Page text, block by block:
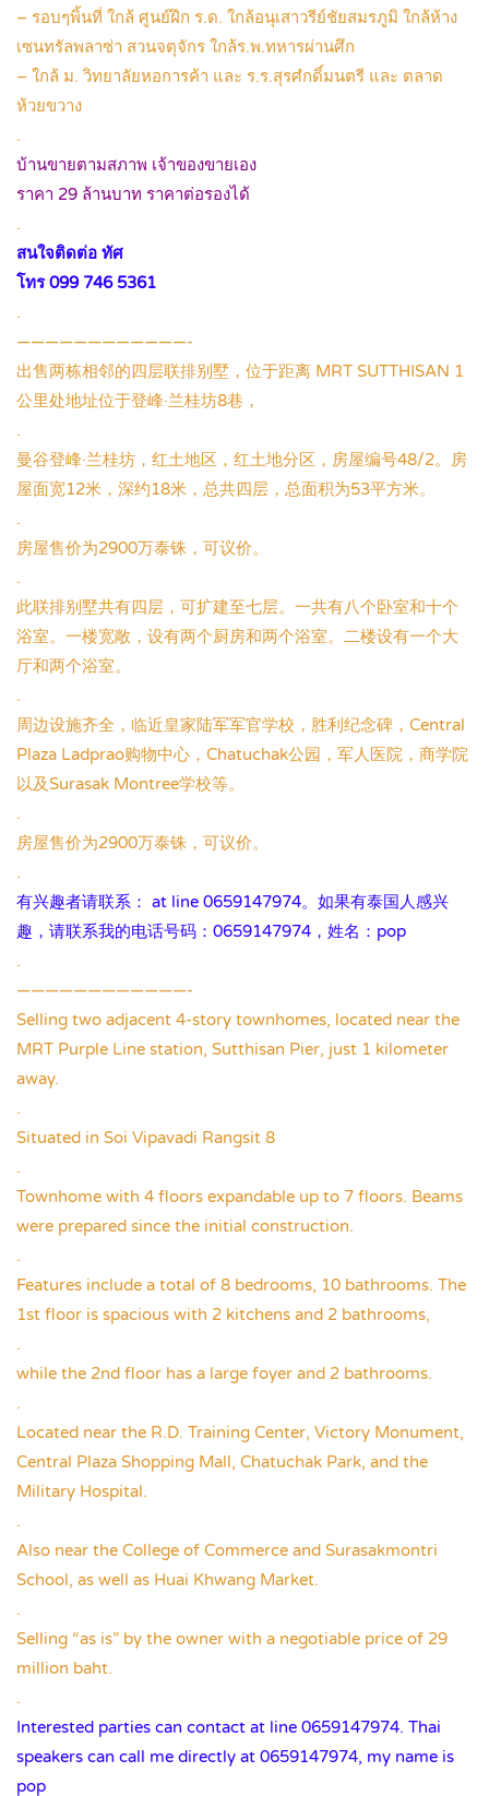
– รอบๆพิ้นที่ ใกล้ ศูนย์ฝึก ร.ด. ใกล้อนุเสาวรีย์ชัยสมรภูมิ ใกล้ห้าง
เซนทรัลพลาซ่า สวนจตุจักร ใกล้ร.พ.ทหารผ่านศึก
– ใกล้ ม. วิทยาลัยหอการค้า และ ร.ร.สุรศํกดิ์มนตรี และ ตลาด
ห้วยขวาง
.
บ้านขายตามสภาพ เจ้าของขายเอง
ราคา 29 ล้านบาท ราคาต่อรองได้
.
สนใจติดต่อ ทัศ
โทร 099 746 5361
.
————————————-
出售两栋相邻的四层联排别墅，位于距离 MRT SUTTHISAN 1
公里处地址位于登峰·兰桂坊8巷，
.
曼谷登峰·兰桂坊，红土地区，红土地分区，房屋编号48/2。房
屋面宽12米，深约18米，总共四层，总面积为53平方米。
.
房屋售价为2900万泰铢，可议价。
.
此联排别墅共有四层，可扩建至七层。一共有八个卧室和十个
浴室。一楼宽敞，设有两个厨房和两个浴室。二楼设有一个大
厅和两个浴室。
.
周边设施齐全，临近皇家陆军军官学校，胜利纪念碑，Central
Plaza Ladprao购物中心，Chatuchak公园，军人医院，商学院
以及Surasak Montree学校等。
.
房屋售价为2900万泰铢，可议价。
.
有兴趣者请联系： at line 0659147974。如果有泰国人感兴
趣，请联系我的电话号码：0659147974，姓名：pop
.
————————————-
Selling two adjacent 4-story townhomes, located near the
MRT Purple Line station, Sutthisan Pier, just 1 kilometer
away.
.
Situated in Soi Vipavadi Rangsit 8
.
Townhome with 4 floors expandable up to 7 floors. Beams
were prepared since the initial construction.
.
Features include a total of 8 bedrooms, 10 bathrooms. The
1st floor is spacious with 2 kitchens and 2 bathrooms,
.
while the 2nd floor has a large foyer and 2 bathrooms.
.
Located near the R.D. Training Center, Victory Monument,
Central Plaza Shopping Mall, Chatuchak Park, and the
Military Hospital.
.
Also near the College of Commerce and Surasakmontri
School, as well as Huai Khwang Market.
.
Selling “as is” by the owner with a negotiable price of 29
million baht.
.
Interested parties can contact at line 0659147974. Thai
speakers can call me directly at 0659147974, my name is
pop